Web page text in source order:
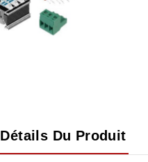
Détails Du Produit